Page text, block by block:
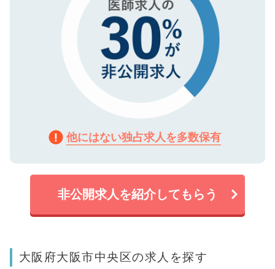
他にはない独占求人を多数保有
非公開求人を紹介してもらう
大阪府大阪市中央区の求人を探す